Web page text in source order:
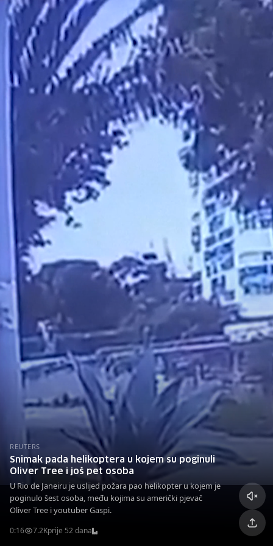
REUTERS
Snimak pada helikoptera u kojem su poginuli
Oliver Tree i još pet osoba
U Rio de Janeiru je uslijed požara pao helikopter u kojem je
poginulo šest osoba, među kojima su američki pjevač
Oliver Tree i youtuber Gaspi.
0:16 7.2Kprije 52 dana